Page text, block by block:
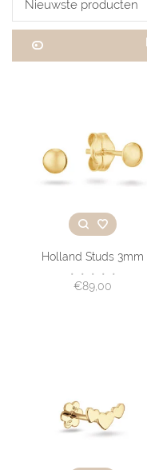
Nieuwste producten
Holland Studs 3mm
• • • • •
€89,00